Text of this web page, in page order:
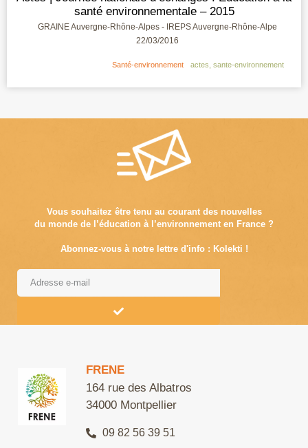
santé environnementale – 2015
GRAINE Auvergne-Rhône-Alpes - IREPS Auvergne-Rhône-Alpe
22/03/2016
Santé-environnement actes sante-environnement
Vous souhaitez être tenu au courant des nouvelles
du monde de l’éducation à l’environnement en France ?
Abonnez-vous à notre lettre d'info : Kolekti !
FRENE
164 rue des Albatros
34000 Montpellier
09 82 56 39 51